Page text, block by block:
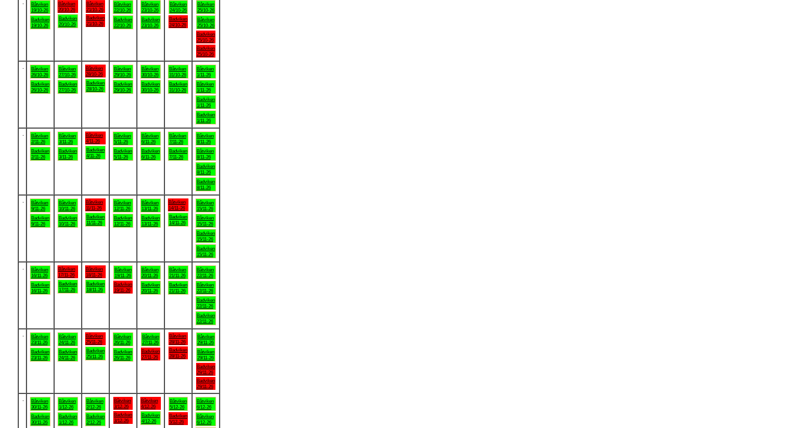
Båtviken
19/10-26
Badviken
19/10-26
Båtviken
20/10-26
Badviken
20/10-26
Båtviken
21/10-26
Badviken
21/10-26
Båtviken
22/10-26
Badviken
22/10-26
Båtviken
23/10-26
Badviken
23/10-26
Båtviken
24/10-26
Badviken
24/10-26
Båtviken
25/10-26
Båtviken
25/10-26
Badviken
25/10-26
Badviken
25/10-26
Båtviken
26/10-26
Badviken
26/10-26
Båtviken
27/10-26
Badviken
27/10-26
Båtviken
28/10-26
Badviken
28/10-26
Båtviken
29/10-26
Badviken
29/10-26
Båtviken
30/10-26
Badviken
30/10-26
Båtviken
31/10-26
Badviken
31/10-26
Båtviken
1/11-26
Båtviken
1/11-26
Badviken
1/11-26
Badviken
1/11-26
Båtviken
2/11-26
Badviken
2/11-26
Båtviken
3/11-26
Badviken
3/11-26
Båtviken
4/11-26
Badviken
4/11-26
Båtviken
5/11-26
Badviken
5/11-26
Båtviken
6/11-26
Badviken
6/11-26
Båtviken
7/11-26
Badviken
7/11-26
Båtviken
8/11-26
Båtviken
8/11-26
Badviken
8/11-26
Badviken
8/11-26
Båtviken
9/11-26
Badviken
9/11-26
Båtviken
10/11-26
Badviken
10/11-26
Båtviken
11/11-26
Badviken
11/11-26
Båtviken
12/11-26
Badviken
12/11-26
Båtviken
13/11-26
Badviken
13/11-26
Båtviken
14/11-26
Badviken
14/11-26
Båtviken
15/11-26
Båtviken
15/11-26
Badviken
15/11-26
Badviken
15/11-26
Båtviken
16/11-26
Badviken
16/11-26
Båtviken
17/11-26
Badviken
17/11-26
Båtviken
18/11-26
Badviken
18/11-26
Båtviken
19/11-26
Badviken
19/11-26
Båtviken
20/11-26
Badviken
20/11-26
Båtviken
21/11-26
Badviken
21/11-26
Båtviken
22/11-26
Båtviken
22/11-26
Badviken
22/11-26
Badviken
22/11-26
Båtviken
23/11-26
Badviken
23/11-26
Båtviken
24/11-26
Badviken
24/11-26
Båtviken
25/11-26
Badviken
25/11-26
Båtviken
26/11-26
Badviken
26/11-26
Båtviken
27/11-26
Badviken
27/11-26
Båtviken
28/11-26
Badviken
28/11-26
Båtviken
29/11-26
Båtviken
29/11-26
Badviken
29/11-26
Badviken
29/11-26
Båtviken
30/11-26
Badviken
30/11-26
Båtviken
1/12-26
Badviken
1/12-26
Båtviken
2/12-26
Badviken
2/12-26
Båtviken
3/12-26
Badviken
3/12-26
Båtviken
4/12-26
Badviken
4/12-26
Båtviken
5/12-26
Badviken
5/12-26
Båtviken
6/12-26
Båtviken
6/12-26